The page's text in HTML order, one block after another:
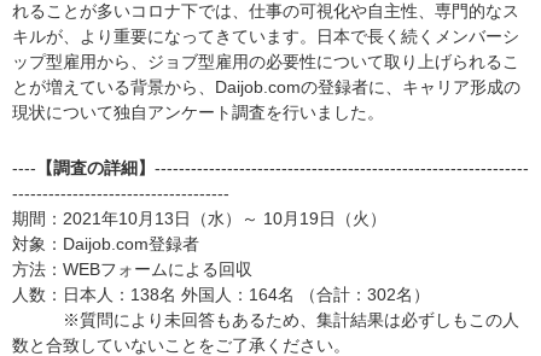
れることが多いコロナ下では、仕事の可視化や自主性、専門的なス
キルが、より重要になってきています。日本で長く続くメンバーシ
ップ型雇用から、ジョブ型雇用の必要性について取り上げられるこ
とが増えている背景から、Daijob.comの登録者に、キャリア形成の
現状について独自アンケート調査を行いました。
---- 【調査の詳細】 --------------------------------------------------------------
------------------------------------
期間：2021年10月13日（水）～ 10月19日（火）
対象：Daijob.com登録者
方法：WEBフォームによる回収
人数：日本人：138名 外国人：164名 （合計：302名）
※質問により未回答もあるため、集計結果は必ずしもこの人
数と合致していないことをご了承ください。